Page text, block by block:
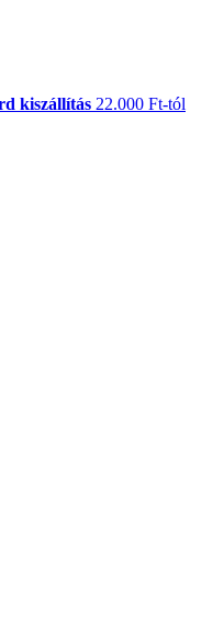
kiszállítás 22.000 Ft-tól